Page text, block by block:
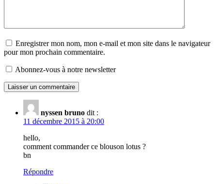
Enregistrer mon nom, mon e-mail et mon site dans le navigateur
pour mon prochain commentaire.
Abonnez-vous à notre newsletter
nyssen bruno dit :
11 décembre 2015 à 20:00
hello,
comment commander ce blouson lotus ?
bn
Répondre